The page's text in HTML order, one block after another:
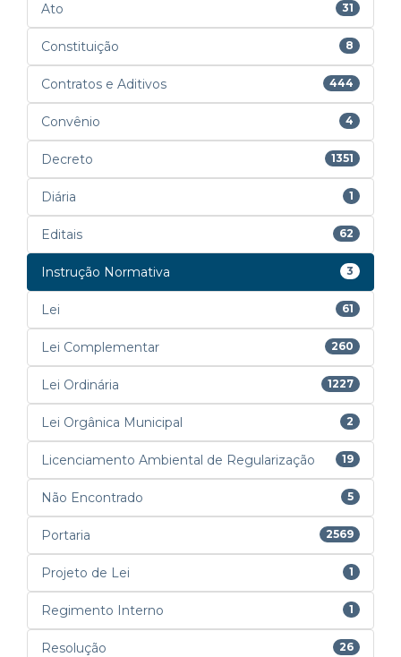
Ato 31
Constituição 8
Contratos e Aditivos 444
Convênio 4
Decreto 1351
Diária 1
Editais 62
Instrução Normativa 3
Lei 61
Lei Complementar 260
Lei Ordinária 1227
Lei Orgânica Municipal 2
Licenciamento Ambiental de Regularização 19
Não Encontrado 5
Portaria 2569
Projeto de Lei 1
Regimento Interno 1
Resolução 26